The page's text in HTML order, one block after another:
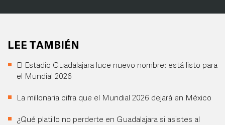
LEE TAMBIÉN
El Estadio Guadalajara luce nuevo nombre: está listo para
el Mundial 2026
La millonaria cifra que el Mundial 2026 dejará en México
¿Qué platillo no perderte en Guadalajara si asistes al